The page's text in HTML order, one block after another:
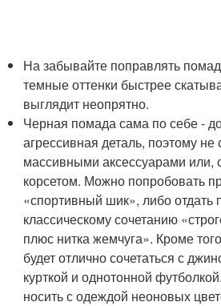
На забывайте поправлять
темные оттенки быстрее
выглядит неопрятно.
Черная помада сама по себе -
агрессивная деталь, поэтому не
массивными аксессуарами или,
корсетом. Можно попробовать
«спортивный шик», либо отдать
классическому сочетанию
плюс нитка жемчуга». Кроме
будет отлично сочетаться с
курткой и однотонной
носить с одеждой неоновых